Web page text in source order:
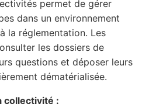
permet de gérer
dans un environnement
la réglementation. Les
les dossiers de
questions et déposer leurs
dématérialisée.
collectivité :